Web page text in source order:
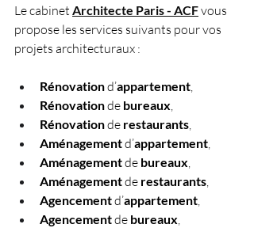
Le cabinet Architecte Paris - ACF vous
propose les services suivants pour vos
projets architecturaux :
Rénovation d’appartement,
Rénovation de bureaux,
Rénovation de restaurants,
Aménagement d’appartement,
Aménagement de bureaux,
Aménagement de restaurants,
Agencement d’appartement,
Agencement de bureaux,